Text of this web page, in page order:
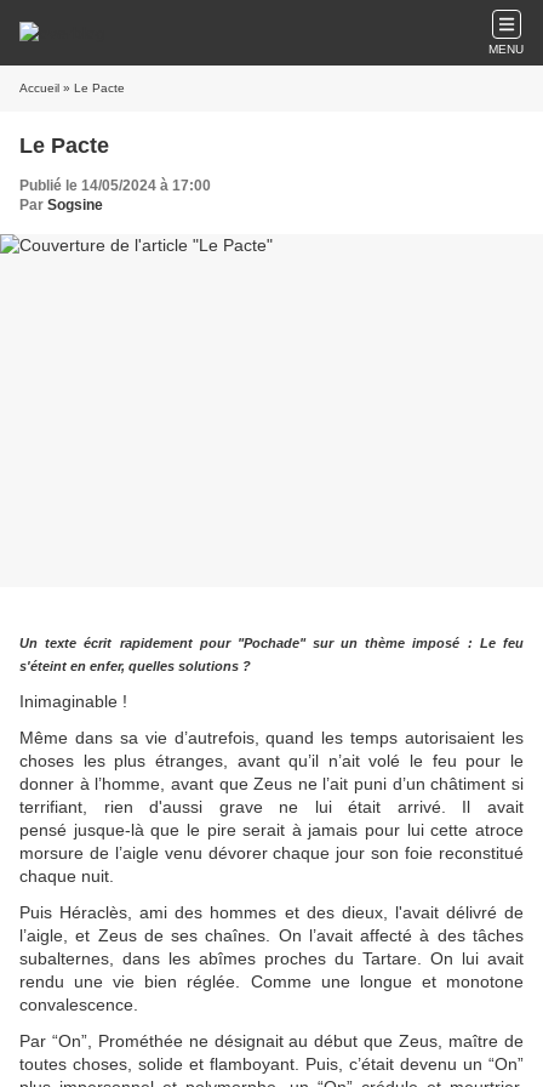
MENU
Accueil » Le Pacte
Le Pacte
Publié le 14/05/2024 à 17:00
Par Sogsine
Un texte écrit rapidement pour "Pochade" sur un thème imposé : Le feu
s'éteint en enfer, quelles solutions ?
Inimaginable !
Même dans sa vie d’autrefois, quand les temps autorisaient les
choses les plus étranges, avant qu’il n’ait volé le feu pour le
donner à l’homme, avant que Zeus ne l’ait puni d’un châtiment si
terrifiant, rien d'aussi grave ne lui était arrivé. Il avait
pensé jusque-là que le pire serait à jamais pour lui cette atroce
morsure de l’aigle venu dévorer chaque jour son foie reconstitué
chaque nuit.
Puis Héraclès, ami des hommes et des dieux, l'avait délivré de
l’aigle, et Zeus de ses chaînes. On l’avait affecté à des tâches
subalternes, dans les abîmes proches du Tartare. On lui avait
rendu une vie bien réglée. Comme une longue et monotone
convalescence.
Par “On”, Prométhée ne désignait au début que Zeus, maître de
toutes choses, solide et flamboyant. Puis, c’était devenu un “On”